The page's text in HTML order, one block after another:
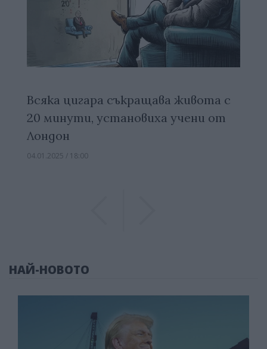
Всяка цигара съкращава живота с
20 минути, установиха учени от
Лондон
04.01.2025 / 18:00
НАЙ-НОВОТО